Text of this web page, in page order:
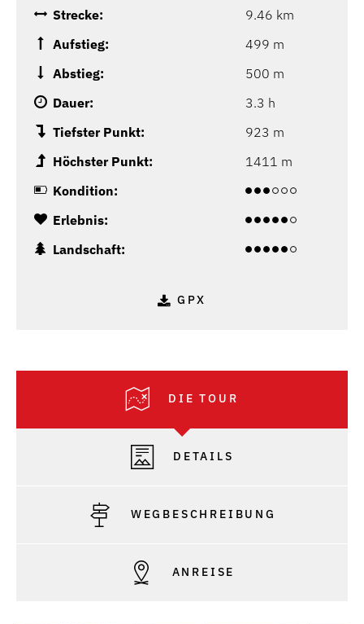
Strecke:
9.46 km
Aufstieg:
499 m
Abstieg:
500 m
Dauer:
3.3 h
Tiefster Punkt:
923 m
Höchster Punkt:
1411 m
Kondition:
Erlebnis:
Landschaft:
GPX
DIE TOUR
DETAILS
WEGBESCHREIBUNG
ANREISE